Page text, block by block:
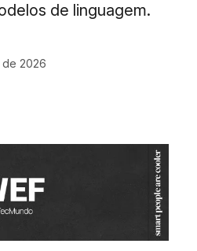
de linguagem.
2026